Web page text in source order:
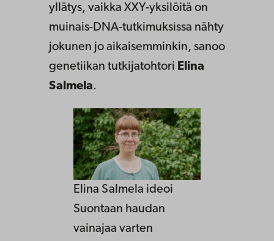
yllätys, vaikka XXY-yksilöitä on
muinais-DNA-tutkimuksissa nähty
jokunen jo aikaisemminkin, sanoo
genetiikan tutkijatohtori Elina
Salmela.
Elina Salmela ideoi
Suontaan haudan
vainajaa varten